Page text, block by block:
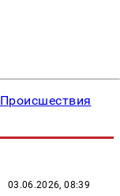
Происшествия
03.06.2026, 08:39